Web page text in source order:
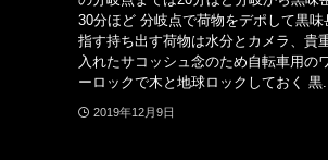
30分ほど 分岐点で荷物をデポして黒味
指す持ち出す荷物は水分とカメラ、貴
入れたサコッシュ念のため自転車用の
ーロックで木と地球ロックしておく 黒...
2019年12月9日